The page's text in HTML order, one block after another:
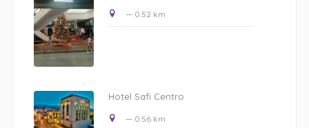
— 0.52 km
Hotel Safi Centro
— 0.56 km